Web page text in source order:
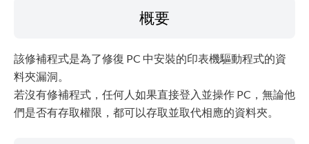
概要
該修補程式是為了修復 PC 中安裝的印表機驅動程式的資
料夾漏洞。
若沒有修補程式，任何人如果直接登入並操作 PC，無論他
們是否有存取權限，都可以存取並取代相應的資料夾。